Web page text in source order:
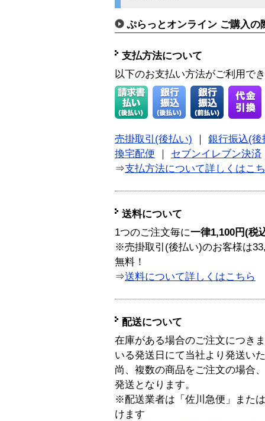
ぷらっとオンライン ご購入の
支払方法について
以下のお支払い方法がご利用で
売掛取引(後払い)
銀行振込(後
換宅配便
セブンイレブン決済
⇒支払方法について詳しくはこ
送料について
1つのご注文毎に一律1,100円(税
※売掛取引(後払い)のお客様は
無料！
⇒送料について詳しくはこちら
配送について
在庫がある場合のご注文につき
いる発送日にて当社より発送い
尚、複数の商品をご注文の場合
発送となります。
※配送業者は「佐川急便」また
けます